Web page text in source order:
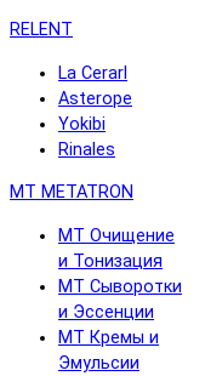
RELENT
La Cerarl
Asterope
Yokibi
Rinales
MT METATRON
MT Очищение
и Тонизация
MT Сыворотки
и Эссенции
MT Кремы и
Эмульсии